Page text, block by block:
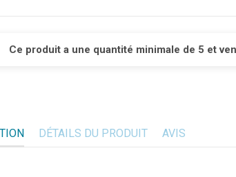
Ce produit a une quantité minimale de 5 et
DÉTAILS DU PRODUIT AVIS